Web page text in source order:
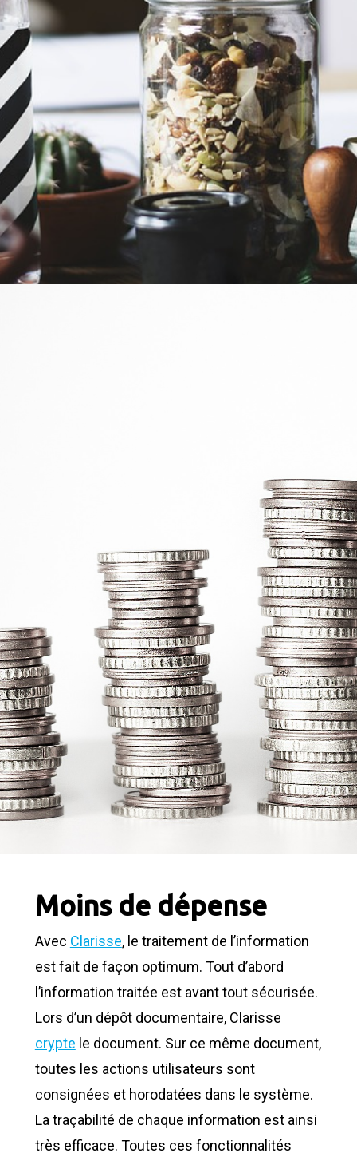
Moins de dépense
Avec Clarisse, le traitement de l’information
est fait de façon optimum. Tout d’abord
l’information traitée est avant tout sécurisée.
Lors d’un dépôt documentaire, Clarisse
crypte le document. Sur ce même document,
toutes les actions utilisateurs sont
consignées et horodatées dans le système.
La traçabilité de chaque information est ainsi
très efficace. Toutes ces fonctionnalités